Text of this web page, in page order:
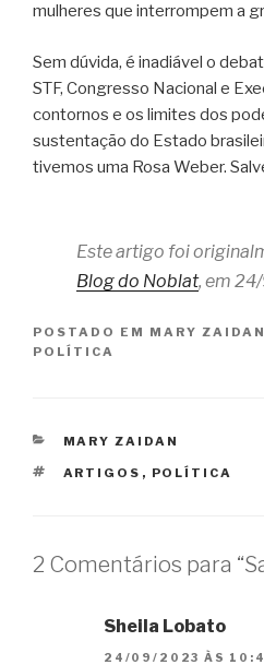
mulheres que interrompem a
Sem dúvida, é inadiável o
STF, Congresso Nacional e
contornos e os limites dos
sustentação do Estado
tivemos uma Rosa Weber.
Este artigo foi
Blog do Noblat, em
POSTADO EM MARY ZAIDAN
POLÍTICA
CATEGORIAS
MARY ZAIDAN
TAGS
ARTIGOS , POLÍTICA
2 Comentários para
Sheila Lobato
24/09/2023 ÀS